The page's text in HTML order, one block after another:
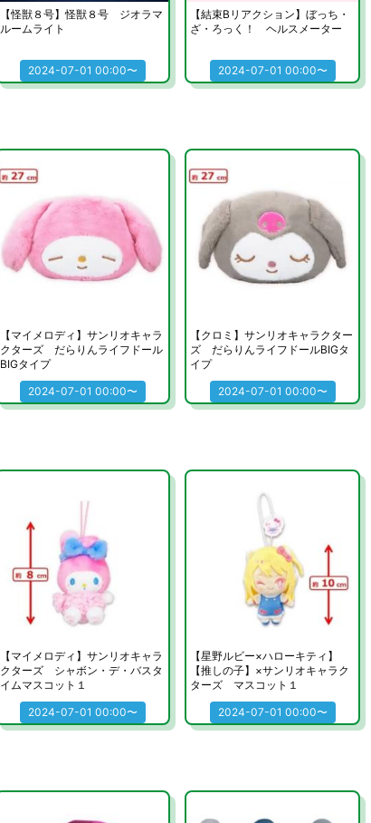
【怪獣８号】怪獣８号 ジオラマ
ルームライト
2024-07-01 00:00〜
【結束Bリアクション】ぼっち・
ざ・ろっく！ ヘルスメーター
2024-07-01 00:00〜
【マイメロディ】サンリオキャラ
クターズ だらりんライフドール
BIGタイプ
2024-07-01 00:00〜
【クロミ】サンリオキャラクター
ズ だらりんライフドールBIGタ
イプ
2024-07-01 00:00〜
【マイメロディ】サンリオキャラ
クターズ シャボン・デ・バスタ
イムマスコット１
2024-07-01 00:00〜
【星野ルビー×ハローキティ】
【推しの子】×サンリオキャラク
ターズ マスコット１
2024-07-01 00:00〜